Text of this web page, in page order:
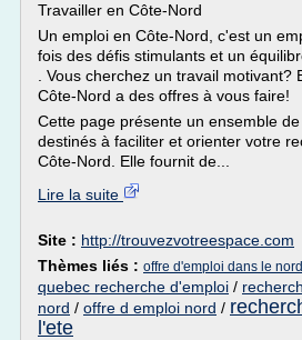
Travailler en Côte-Nord
Un emploi en Côte-Nord, c'est un
fois des défis stimulants et un
. Vous cherchez un travail motivant?
Côte-Nord a des offres à vous faire!
Cette page présente un ensemble
destinés à faciliter et orienter votre
Côte-Nord. Elle fournit de...
Lire la suite
Site : http://trouvezvotreespace.com
Thèmes liés : offre d'emploi dans le
quebec recherche d'emploi /
nord / offre d emploi nord /
l'ete